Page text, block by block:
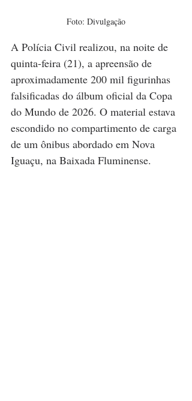
Foto: Divulgação
A Polícia Civil realizou, na noite de
quinta-feira (21), a apreensão de
aproximadamente 200 mil figurinhas
falsificadas do álbum oficial da Copa
do Mundo de 2026. O material estava
escondido no compartimento de carga
de um ônibus abordado em Nova
Iguaçu, na Baixada Fluminense.